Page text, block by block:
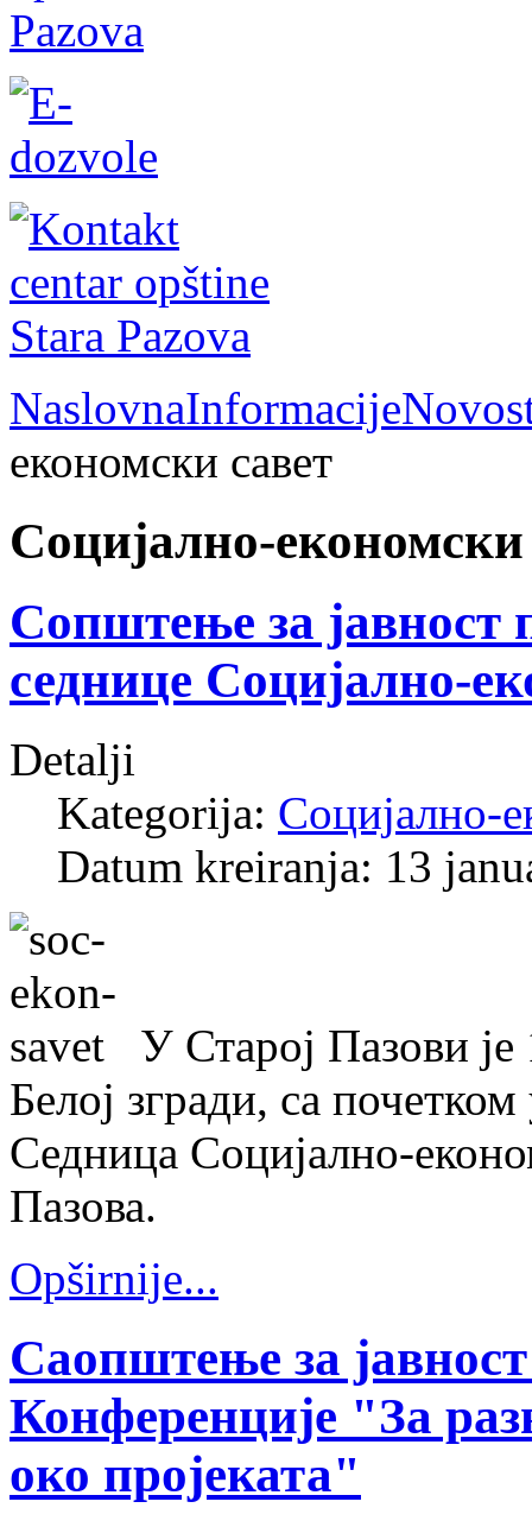
NaslovnaInformacije
економски савет
Социјално-економски
Сопштење за јавност
седнице Социјално-
Detalji
Kategorija: Социјално-
Datum kreiranja: 13
У Старој Пазови је
Белој згради, са
Седница Социјално-
Пазова.
Opširnije...
Саопштење за
Конференције "За
око пројеката"